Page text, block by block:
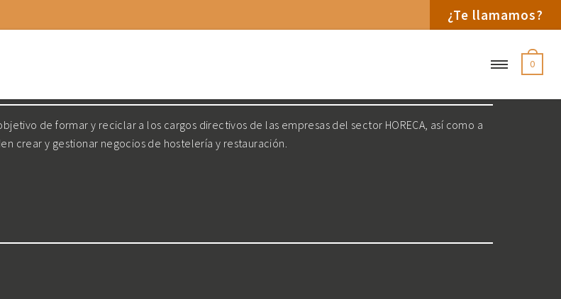
¿Te llamamos?
0
de formar y reciclar a los cargos directivos de las empresas del sector HORECA, así como a
crear y gestionar negocios de hostelería y restauración.